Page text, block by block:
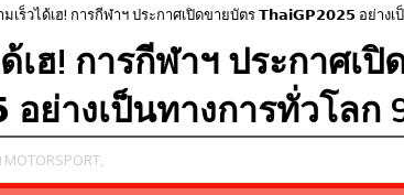
เร็วได้เฮ! การกีฬาฯ ประกาศเปิดขายบัตร 𝗧𝗵𝗮𝗶𝗚𝗣𝟮𝟬𝟮𝟱 อย่าง
เฮ! การกีฬาฯ ประกาศเ
ย่างเป็นทางการทั่วโลก
MOTORSPORT,